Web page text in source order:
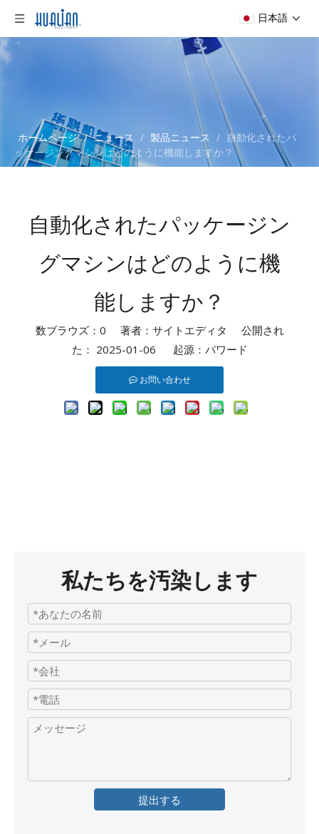
日本語
ホームページ / ニュース / 製品ニュース / 自動化されたパ
ッケージングマシンはどのように機能しますか？
自動化されたパッケージン
グマシンはどのように機
能しますか？
数ブラウズ： 0 著者：サイトエディタ 公開され
た： 2025-01-06 起源： パワード
お問い合わせ
私たちを汚染します
提出する